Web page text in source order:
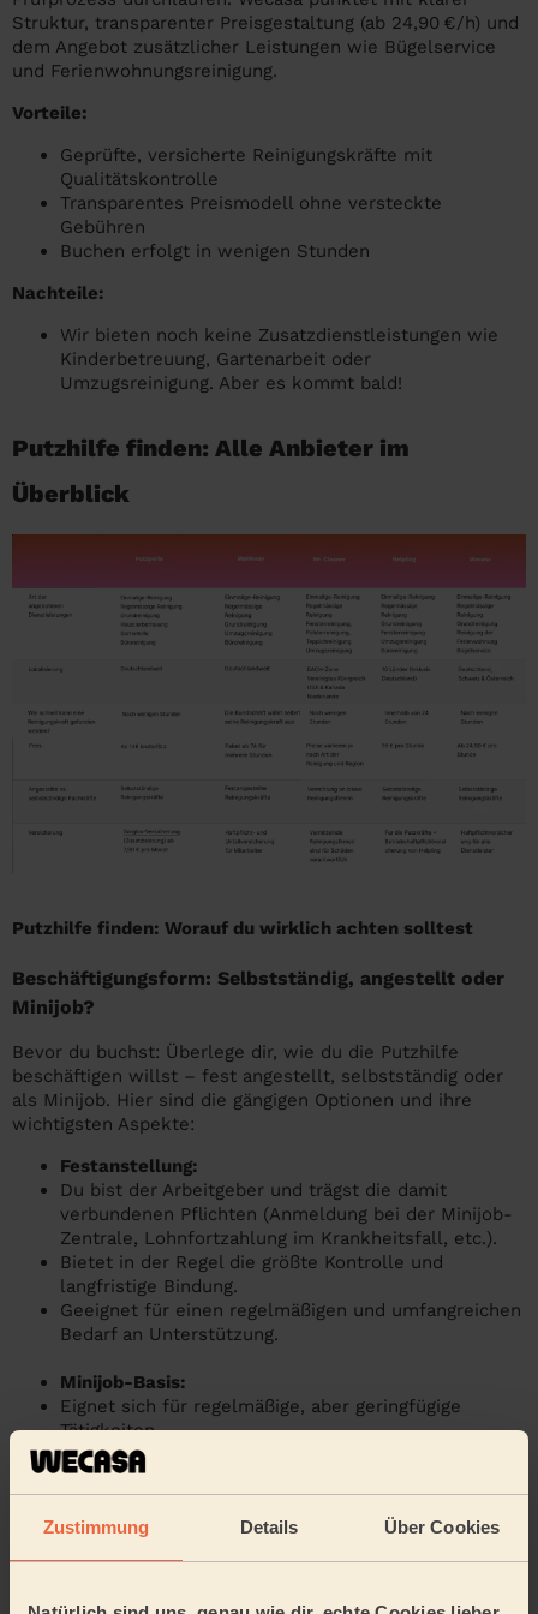
Zustimmung Details Über Cookies
Struktur, transparenter Preisgestaltung (ab 24,90 €/h) und
dem Angebot zusätzlicher Leistungen wie Bügelservice
und Ferienwohnungsreinigung.
Vorteile:
Geprüfte, versicherte Reinigungskräfte mit
Qualitätskontrolle
Transparentes Preismodell ohne versteckte
Gebühren
Buchen erfolgt in wenigen Stunden
Nachteile:
Wir bieten noch keine Zusatzdienstleistungen wie
Kinderbetreuung, Gartenarbeit oder
Umzugsreinigung. Aber es kommt bald!
Putzhilfe finden: Alle Anbieter im
Überblick
Putzhilfe finden: Worauf du wirklich achten solltest
Beschäftigungsform: Selbstständig, angestellt oder
Minijob?
Bevor du buchst: Überlege dir, wie du die Putzhilfe
beschäftigen willst – fest angestellt, selbstständig oder
als Minijob. Hier sind die gängigen Optionen und ihre
wichtigsten Aspekte:
Festanstellung:
Du bist der Arbeitgeber und trägst die damit
verbundenen Pflichten (Anmeldung bei der Minijob-
Zentrale, Lohnfortzahlung im Krankheitsfall, etc.).
Bietet in der Regel die größte Kontrolle und
langfristige Bindung.
Geeignet für einen regelmäßigen und umfangreichen
Bedarf an Unterstützung.
Minijob-Basis:
Eignet sich für regelmäßige, aber geringfügige
Tätigkeiten.
Die Anmeldung bei der Minijob-Zentrale ist
erforderlich.